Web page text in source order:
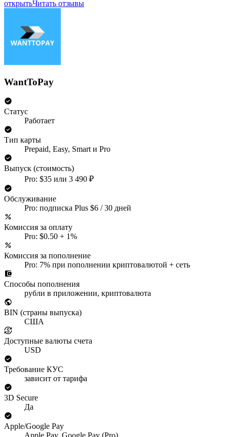
открытьЧитать отзывы
WantToPay
Статус
Работает
Тип карты
Prepaid, Easy, Smart и Pro
Выпуск (стоимость)
Pro: $35 или 3 490 ₽
Обслуживание
Pro: подписка Plus $6 / 30 дней
Комиссия за оплату
Pro: $0.50 + 1%
Комиссия за пополнение
Pro: 7% при пополнении криптовалютой + сеть
Способы пополнения
рубли в приложении, криптовалюта
BIN (страны выпуска)
США
Доступные валюты счета
USD
Требование КУС
зависит от тарифа
3D Secure
Да
Apple/Google Pay